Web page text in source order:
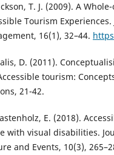
T. J. (2009). A
Tourism
16(1), 32–44.
D. (2011).
tourism:
21-42.
E. (2018).
with visual disabilities.
and Events, 10(3),